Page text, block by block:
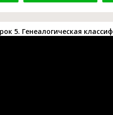
5. Генеалогическая